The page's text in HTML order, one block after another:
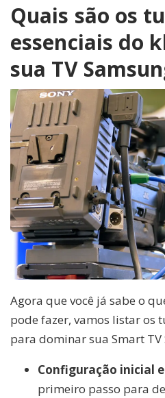
Quais são os
essenciais do
sua TV
Agora que você já sabe o
pode fazer, vamos listar os
para dominar sua Smart TV
Configuração inicial
primeiro passo para